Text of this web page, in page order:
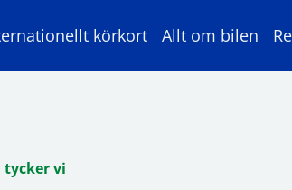
körkort Allt om bilen
tycker vi